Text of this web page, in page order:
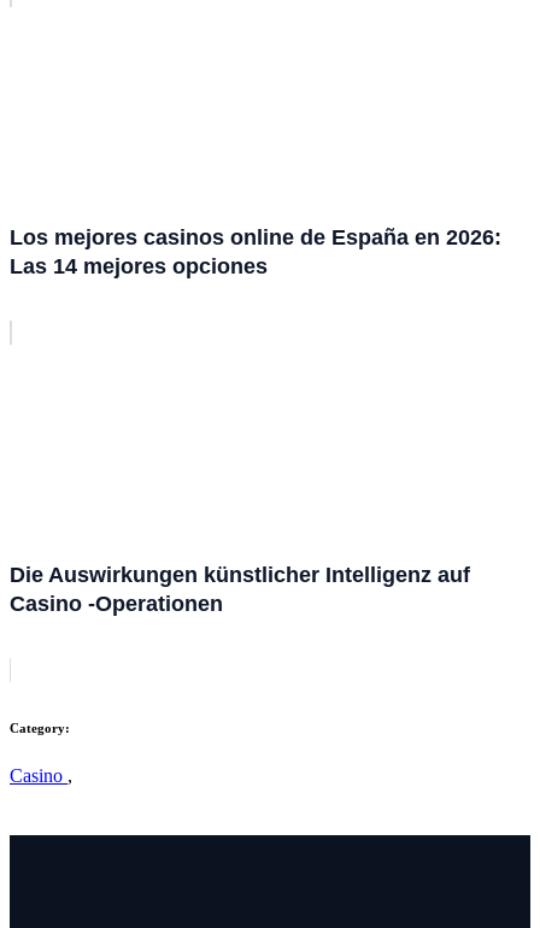
Los mejores casinos online de España en 2026:
Las 14 mejores opciones
Die Auswirkungen künstlicher Intelligenz auf
Casino -Operationen
Category:
Casino ,